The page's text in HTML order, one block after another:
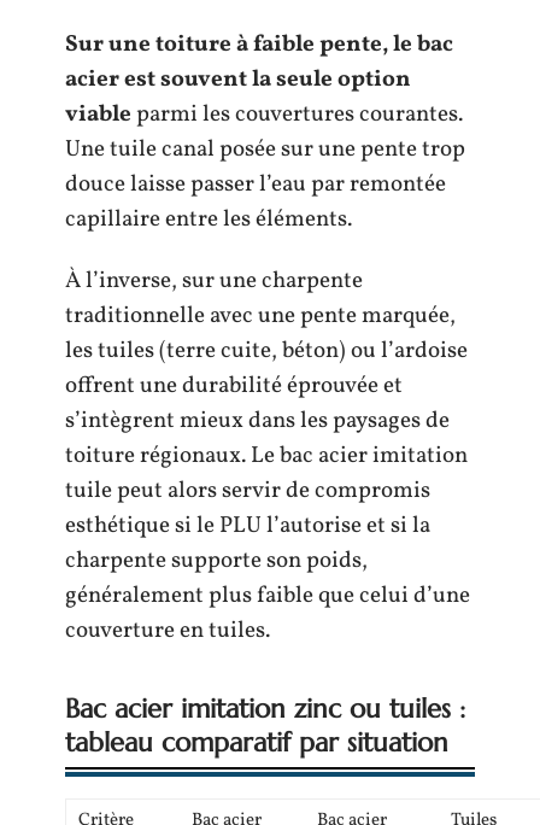
Sur une toiture à faible pente, le bac
acier est souvent la seule option
viableparmi les couvertures courantes.
Une tuile canal posée sur une pente trop
douce laisse passer l’eau par remontée
capillaire entre les éléments.
À l’inverse, sur une charpente
traditionnelle avec une pente marquée,
les tuiles (terre cuite, béton) ou l’ardoise
offrent une durabilité éprouvée et
s’intègrent mieux dans les paysages de
toiture régionaux. Le bac acier imitation
tuile peut alors servir de compromis
esthétique si le PLU l’autorise et si la
charpente supporte son poids,
généralement plus faible que celui d’une
couverture en tuiles.
Bac acier imitation zinc ou tuiles :
tableau comparatif par situation